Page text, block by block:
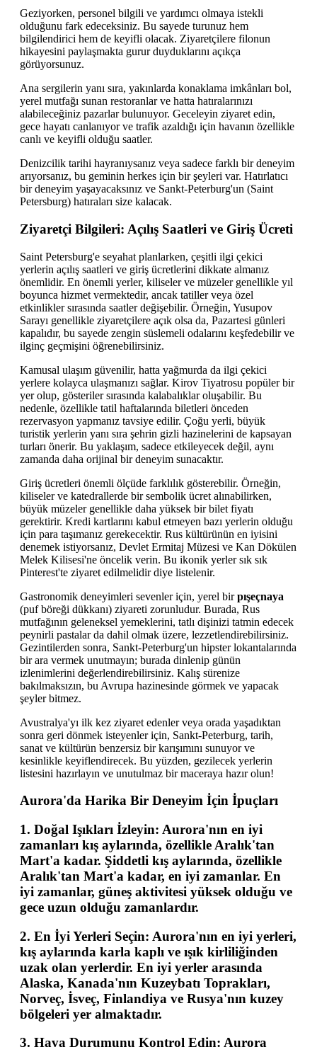
Geziyorken, personel bilgili ve yardımcı olmaya istekli
olduğunu fark edeceksiniz. Bu sayede turunuz hem
bilgilendirici hem de keyifli olacak. Ziyaretçilere filonun
hikayesini paylaşmakta gurur duyduklarını açıkça
görüyorsunuz.
Ana sergilerin yanı sıra, yakınlarda konaklama imkânları bol,
yerel mutfağı sunan restoranlar ve hatta hatıralarınızı
alabileceğiniz pazarlar bulunuyor. Geceleyin ziyaret edin,
gece hayatı canlanıyor ve trafik azaldığı için havanın özellikle
canlı ve keyifli olduğu saatler.
Denizcilik tarihi hayranıysanız veya sadece farklı bir deneyim
arıyorsanız, bu geminin herkes için bir şeyleri var. Hatırlatıcı
bir deneyim yaşayacaksınız ve Sankt-Peterburg'un (Saint
Petersburg) hatıraları size kalacak.
Ziyaretçi Bilgileri: Açılış Saatleri ve Giriş Ücreti
Saint Petersburg'e seyahat planlarken, çeşitli ilgi çekici
yerlerin açılış saatleri ve giriş ücretlerini dikkate almanız
önemlidir. En önemli yerler, kiliseler ve müzeler genellikle yıl
boyunca hizmet vermektedir, ancak tatiller veya özel
etkinlikler sırasında saatler değişebilir. Örneğin, Yusupov
Sarayı genellikle ziyaretçilere açık olsa da, Pazartesi günleri
kapalıdır, bu sayede zengin süslemeli odalarını keşfedebilir ve
ilginç geçmişini öğrenebilirsiniz.
Kamusal ulaşım güvenilir, hatta yağmurda da ilgi çekici
yerlere kolayca ulaşmanızı sağlar. Kirov Tiyatrosu popüler bir
yer olup, gösteriler sırasında kalabalıklar oluşabilir. Bu
nedenle, özellikle tatil haftalarında biletleri önceden
rezervasyon yapmanız tavsiye edilir. Çoğu yerli, büyük
turistik yerlerin yanı sıra şehrin gizli hazinelerini de kapsayan
turları önerir. Bu yaklaşım, sadece etkileyecek değil, aynı
zamanda daha orijinal bir deneyim sunacaktır.
Giriş ücretleri önemli ölçüde farklılık gösterebilir. Örneğin,
kiliseler ve katedrallerde bir sembolik ücret alınabilirken,
büyük müzeler genellikle daha yüksek bir bilet fiyatı
gerektirir. Kredi kartlarını kabul etmeyen bazı yerlerin olduğu
için para taşımanız gerekecektir. Rus kültürünün en iyisini
denemek istiyorsanız, Devlet Ermitaj Müzesi ve Kan Dökülen
Melek Kilisesi'ne öncelik verin. Bu ikonik yerler sık sık
Pinterest'te ziyaret edilmelidir diye listelenir.
Gastronomik deneyimleri sevenler için, yerel birpışeçnaya
(puf böreği dükkanı) ziyareti zorunludur. Burada, Rus
mutfağının geleneksel yemeklerini, tatlı dişinizi tatmin edecek
peynirli pastalar da dahil olmak üzere, lezzetlendirebilirsiniz.
Gezintilerden sonra, Sankt-Peterburg'un hipster lokantalarında
bir ara vermek unutmayın; burada dinlenip günün
izlenimlerini değerlendirebilirsiniz. Kalış sürenize
bakılmaksızın, bu Avrupa hazinesinde görmek ve yapacak
şeyler bitmez.
Avustralya'yı ilk kez ziyaret edenler veya orada yaşadıktan
sonra geri dönmek isteyenler için, Sankt-Peterburg, tarih,
sanat ve kültürün benzersiz bir karışımını sunuyor ve
kesinlikle keyiflendirecek. Bu yüzden, gezilecek yerlerin
listesini hazırlayın ve unutulmaz bir maceraya hazır olun!
Aurora'da Harika Bir Deneyim İçin İpuçları
1. Doğal Işıkları İzleyin: Aurora'nın en iyi
zamanları kış aylarında, özellikle Aralık'tan
Mart'a kadar. Şiddetli kış aylarında, özellikle
Aralık'tan Mart'a kadar, en iyi zamanlar. En
iyi zamanlar, güneş aktivitesi yüksek olduğu ve
gece uzun olduğu zamanlardır.
2. En İyi Yerleri Seçin: Aurora'nın en iyi yerleri,
kış aylarında karla kaplı ve ışık kirliliğinden
uzak olan yerlerdir. En iyi yerler arasında
Alaska, Kanada'nın Kuzeybatı Toprakları,
Norveç, İsveç, Finlandiya ve Rusya'nın kuzey
bölgeleri yer almaktadır.
3. Hava Durumunu Kontrol Edin: Aurora